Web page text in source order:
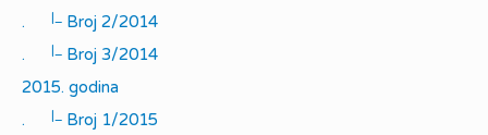
.
|_
Broj 2/2014
.
|_
Broj 3/2014
2015. godina
.
|_
Broj 1/2015